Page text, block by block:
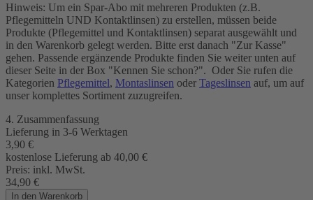
Hinweis: Um ein Spar-Abo mit mehreren Produkten (z.B.
Pflegemitteln UND Kontaktlinsen) zu erstellen, müssen beide
Produkte (Pflegemittel und Kontaktlinsen) separat ausgewählt und
in den Warenkorb gelegt werden. Bitte erst danach "Zur Kasse"
gehen. Passende ergänzende Produkte finden Sie weiter unten auf
dieser Seite in der Box "Kennen Sie schon?". Oder Sie rufen die
Kategorien Pflegemittel, Montaslinsen oder Tageslinsen auf, um auf
unser komplettes Sortiment zuzugreifen.
4. Zusammenfassung
Lieferung in 3-6 Werktagen
3,90 €
kostenlose Lieferung ab 40,00 €
Preis: inkl. MwSt.
34,90 €
In den Warenkorb